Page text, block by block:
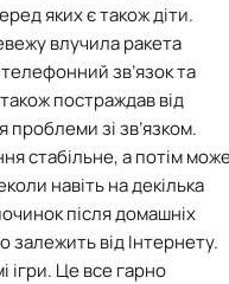
яких є також діти.
влучила ракета
зв’язок та
постраждав від
проблеми зі зв’язком.
стабільне, а потім
навіть на декілька
після домашніх
залежить від Інтернету.
ігри. Це все гарно